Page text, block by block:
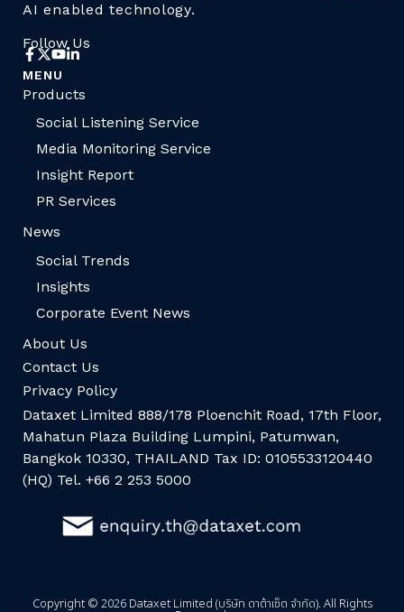
AI enabled technology.
Follow Us
MENU
Products
Social Listening Service
Media Monitoring Service
Insight Report
PR Services
News
Social Trends
Insights
Corporate Event News
About Us
Contact Us
Privacy Policy
Dataxet Limited 888/178 Ploenchit Road, 17th Floor,
Mahatun Plaza Building Lumpini, Patumwan,
Bangkok 10330, THAILAND Tax ID: 0105533120440
(HQ) Tel. +66 2 253 5000
Copyright © 2026 Dataxet Limited (บริษัท ดาต้าเซ็ต จำกัด). All Rights